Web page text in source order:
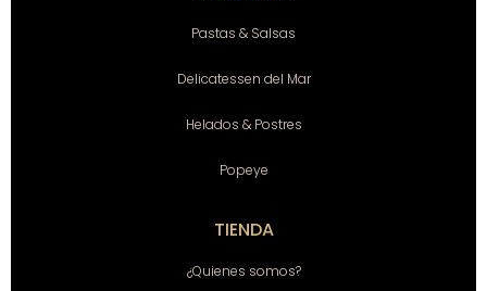
Pastas & Salsas
Delicatessen del Mar
Helados & Postres
Popeye
TIENDA
¿Quienes somos?